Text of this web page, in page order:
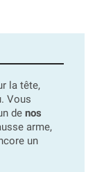
la tête,
Vous
de nos
arme,
un